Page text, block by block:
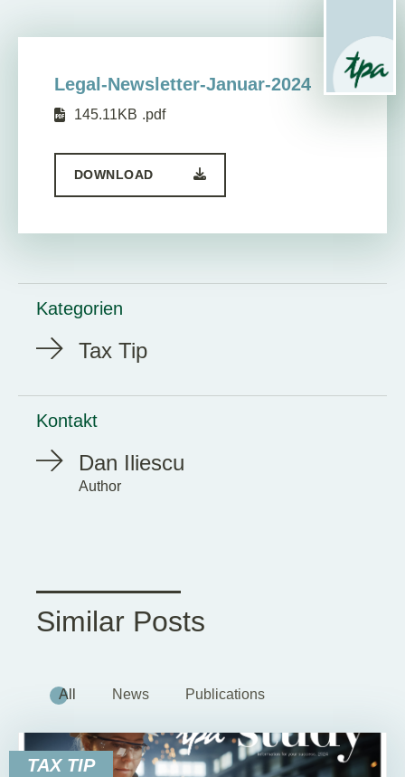
Legal-Newsletter-Januar-2024
145.11KB .pdf
DOWNLOAD
Kategorien
Tax Tip
Kontakt
Dan Iliescu
Author
Similar Posts
All News Publications
TAX TIP